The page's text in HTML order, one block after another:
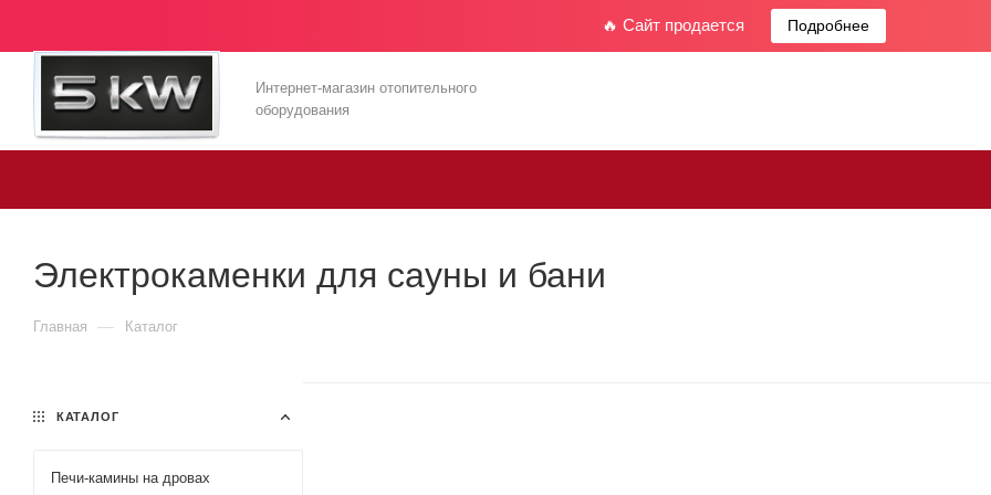
🔥 Сайт продается Подробнее
Интернет-магазин отопительного
оборудования
Электрокаменки для сауны и бани
Главная — Каталог
КАТАЛОГ
Печи-камины на дровах